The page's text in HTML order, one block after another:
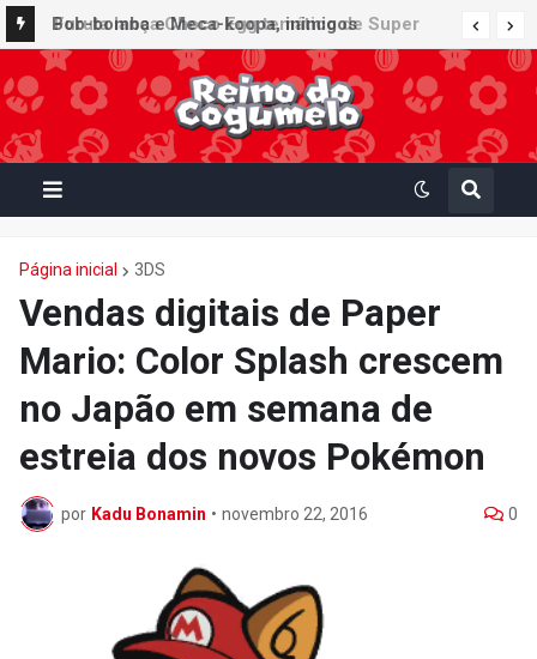
Furuta lança Choco Egg temático de Super
Mario Party Jamboree — Nintendo Switch 2
Edition + Jamboree TV com 15 miniaturas
colecionáveis
Página inicial 3DS
Vendas digitais de Paper
Mario: Color Splash crescem
no Japão em semana de
estreia dos novos Pokémon
por Kadu Bonamin • novembro 22, 2016 0